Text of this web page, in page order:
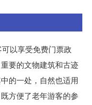
以享受免费门票政
要的文物建筑和古迹
的一处，自然也适用
方便了老年游客的参